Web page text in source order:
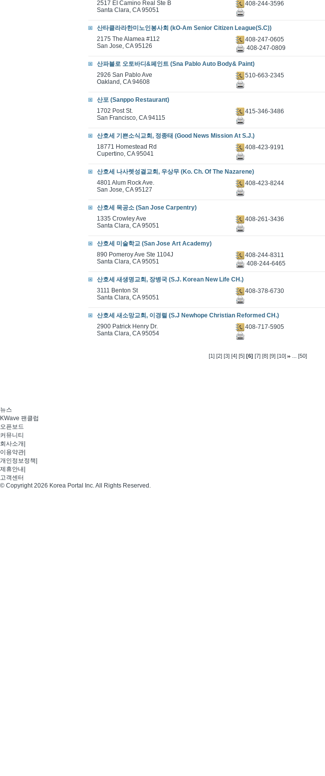
2517 EI Camino Real Ste B
Santa Clara, CA 95051
408-244-3596
산타클라라한미노인봉사회 (kO-Am Senior Citizen League(S.C))
2175 The Alamea #112
San Jose, CA 95126
408-247-0605
408-247-0809
산파블로 오토바디&페인트 (Sna Pablo Auto Body& Paint)
2926 San Pablo Ave
Oakland, CA 94608
510-663-2345
산포 (Sanppo Restaurant)
1702 Post St.
San Francisco, CA 94115
415-346-3486
산호세 기쁜소식교회, 정종태 (Good News Mission At S.J.)
18771 Homestead Rd
Cupertino, CA 95041
408-423-9191
산호세 나사렛성결교회, 우상무 (Ko. Ch. Of The Nazarene)
4801 Alum Rock Ave.
San Jose, CA 95127
408-423-8244
산호세 목공소 (San Jose Carpentry)
1335 Crowley Ave
Santa Clara, CA 95051
408-261-3436
산호세 미술학교 (San Jose Art Academy)
890 Pomeroy Ave Ste 1104J
Santa Clara, CA 95051
408-244-8311
408-244-6465
산호세 새생명교회, 장병국 (S.J. Korean New Life CH.)
3111 Benton St
Santa Clara, CA 95051
408-378-6730
산호세 새소망교회, 이경렬 (S.J Newhope Christian Reformed CH.)
2900 Patrick Henry Dr.
Santa Clara, CA 95054
408-717-5905
[1] [2] [3] [4] [5] [6] [7] [8] [9] [10] ... [50]
뉴스
KWave 팬클럽
오픈보드
커뮤니티
회사소개
이용약관
개인정보정책
제휴안내
고객센터
© Copyright 2026 Korea Portal Inc. All Rights Reserved.